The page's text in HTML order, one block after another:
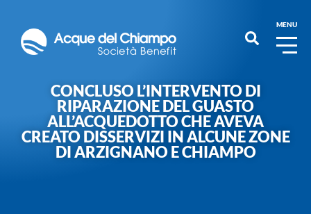
MENU
CONCLUSO L’INTERVENTO DI
RIPARAZIONE DEL GUASTO
ALL’ACQUEDOTTO CHE AVEVA
CREATO DISSERVIZI IN ALCUNE ZONE
DI ARZIGNANO E CHIAMPO